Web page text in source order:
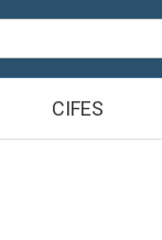
CIFES